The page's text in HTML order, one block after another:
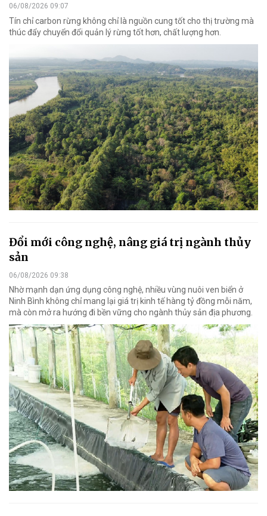
06/08/2026 09:07
Tín chỉ carbon rừng không chỉ là nguồn cung tốt cho thị trường mà
thúc đẩy chuyển đổi quản lý rừng tốt hơn, chất lượng hơn.
Đổi mới công nghệ, nâng giá trị ngành thủy
sản
06/08/2026 09:38
Nhờ mạnh dạn ứng dụng công nghệ, nhiều vùng nuôi ven biển ở
Ninh Bình không chỉ mang lại giá trị kinh tế hàng tỷ đồng mỗi năm,
mà còn mở ra hướng đi bền vững cho ngành thủy sản địa phương.